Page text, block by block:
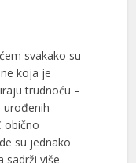
svakako su
koja je
trudnoću –
urođenih
obično
su jednako
sadrži više